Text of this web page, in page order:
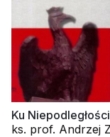
Ku Niepodległości
ks. prof. Andrzej